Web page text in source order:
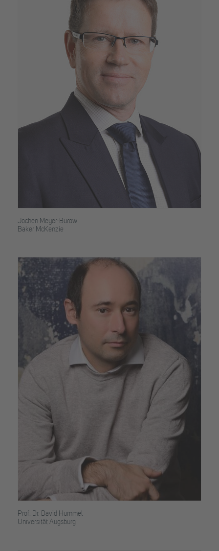
Jochen Meyer-Burow
Baker McKenzie
Prof. Dr. David Hummel
Universität Augsburg